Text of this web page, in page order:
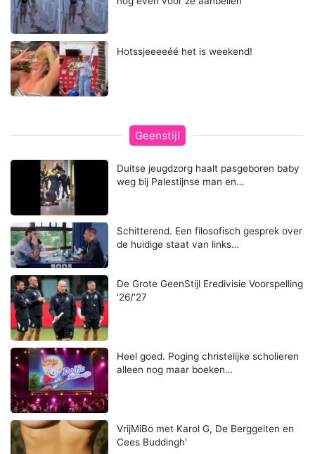
Hotssjeeeeéé het is weekend!
Geenstijl
Duitse jeugdzorg haalt pasgeboren baby
weg bij Palestijnse man en…
Schitterend. Een filosofisch gesprek over
de huidige staat van links…
De Grote GeenStijl Eredivisie Voorspelling
'26/'27
Heel goed. Poging christelijke scholieren
alleen nog maar boeken…
VrijMiBo met Karol G, De Berggeiten en
Cees Buddingh'